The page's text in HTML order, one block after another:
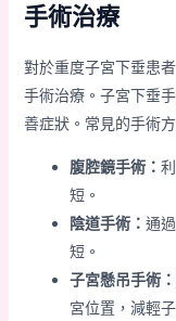
手術治療
對於重度子宮下垂患
手術治療。子宮下垂
善症狀。常見的手術方
腹腔鏡手術：
短。
陰道手術： 通
短。
子宮懸吊手術：
宮位置，減輕